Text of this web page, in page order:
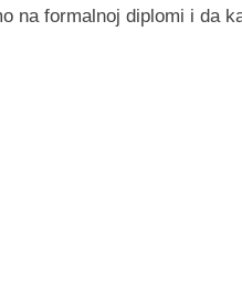
na formalnoj diplomi i da